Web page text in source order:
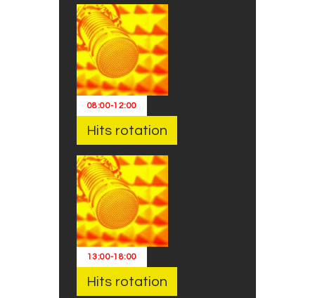
08:00-12:00
Hits rotation
13:00-18:00
Hits rotation